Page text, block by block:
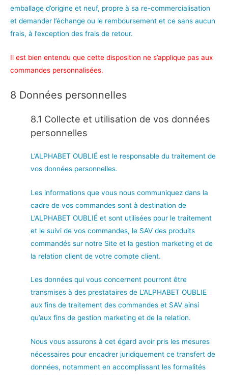
emballage d’origine et neuf, propre à sa re-commercialisation
et demander l’échange ou le remboursement et ce sans aucun
frais, à l’exception des frais de retour.
Il est bien entendu que cette disposition ne s’applique pas aux
commandes personnalisées.
8 Données personnelles
8.1 Collecte et utilisation de vos données
personnelles
L’ALPHABET OUBLIÉ est le responsable du traitement de
vos données personnelles.
Les informations que vous nous communiquez dans la
cadre de vos commandes sont à destination de
L’ALPHABET OUBLIÉ et sont utilisées pour le traitement
et le suivi de vos commandes, le SAV des produits
commandés sur notre Site et la gestion marketing et de
la relation client de votre compte client.
Les données qui vous concernent pourront être
transmises à des prestataires de L’ALPHABET OUBLIE
aux fins de traitement des commandes et SAV ainsi
qu’aux fins de gestion marketing et de la relation.
Nous vous assurons à cet égard avoir pris les mesures
nécessaires pour encadrer juridiquement ce transfert de
données, notamment en accomplissant les formalités